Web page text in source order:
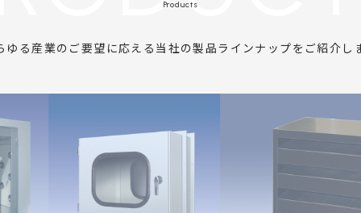
Products
ゆる産業のご要望に応える 当社の製品ラインナップをご紹介し